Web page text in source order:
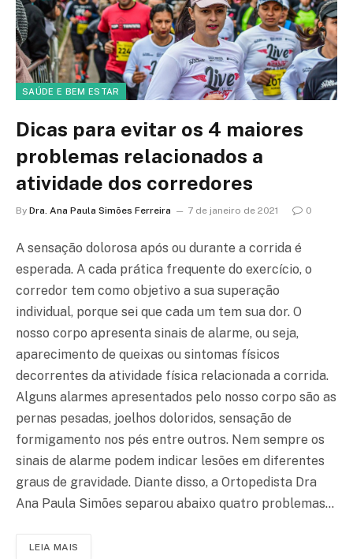
SAÚDE E BEM ESTAR
Dicas para evitar os 4 maiores
problemas relacionados a
atividade dos corredores
By Dra. Ana Paula Simões Ferreira 7 de janeiro de 2021 0
A sensação dolorosa após ou durante a corrida é
esperada. A cada prática frequente do exercício, o
corredor tem como objetivo a sua superação
individual, porque sei que cada um tem sua dor. O
nosso corpo apresenta sinais de alarme, ou seja,
aparecimento de queixas ou sintomas físicos
decorrentes da atividade física relacionada a corrida.
Alguns alarmes apresentados pelo nosso corpo são as
pernas pesadas, joelhos doloridos, sensação de
formigamento nos pés entre outros. Nem sempre os
sinais de alarme podem indicar lesões em diferentes
graus de gravidade. Diante disso, a Ortopedista Dra
Ana Paula Simões separou abaixo quatro problemas…
LEIA MAIS